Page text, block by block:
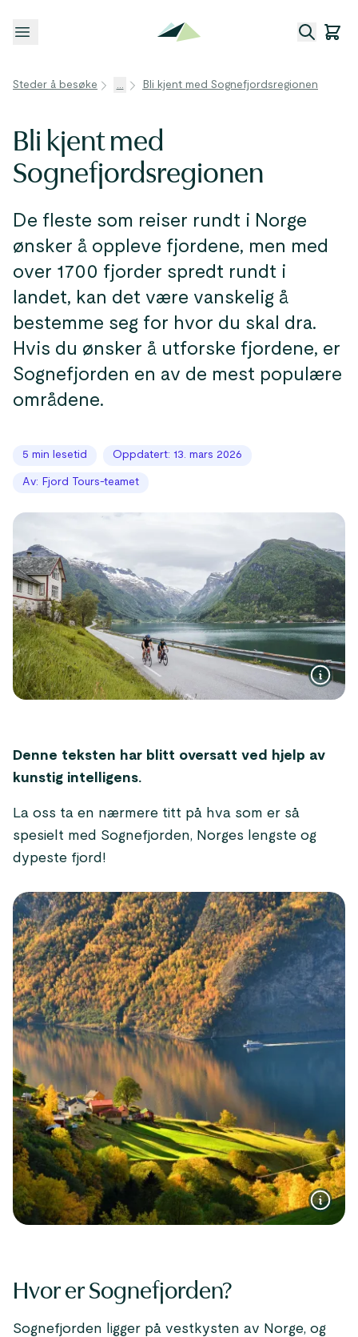
Åpne meny
Steder å besøke ... Bli kjent med Sognefjordsregionen
Bli kjent med
Sognefjordsregionen
De fleste som reiser rundt i Norge
ønsker å oppleve fjordene, men med
over 1700 fjorder spredt rundt i
landet, kan det være vanskelig å
bestemme seg for hvor du skal dra.
Hvis du ønsker å utforske fjordene, er
Sognefjorden en av de mest populære
områdene.
5 min lesetid Oppdatert: 13. mars 2026
Av: Fjord Tours-teamet
Denne teksten har blitt oversatt ved hjelp av
kunstig intelligens.
La oss ta en nærmere titt på hva som er så
spesielt med Sognefjorden, Norges lengste og
dypeste fjord!
Hvor er Sognefjorden?
Sognefjorden ligger på vestkysten av Norge, og